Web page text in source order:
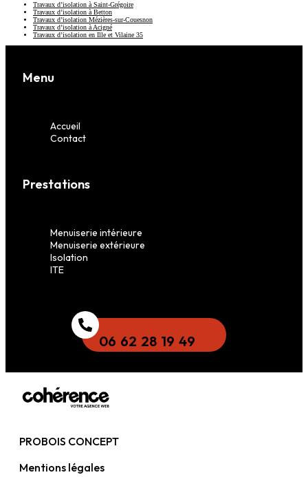
Travaux d’isolation à Saint-Grégoire
Travaux d’isolation à Betton
Travaux d’isolation Mézières-sur-Couesnon
Travaux d’isolation à Acigné
Travaux d’isolation en Ille et Vilaine 35
Menu
Accueil
Contact
Prestations
Menuiserie intérieure
Menuiserie extérieure
Isolation
ITE
06 62 28 19 49
PROBOIS CONCEPT
Mentions légales